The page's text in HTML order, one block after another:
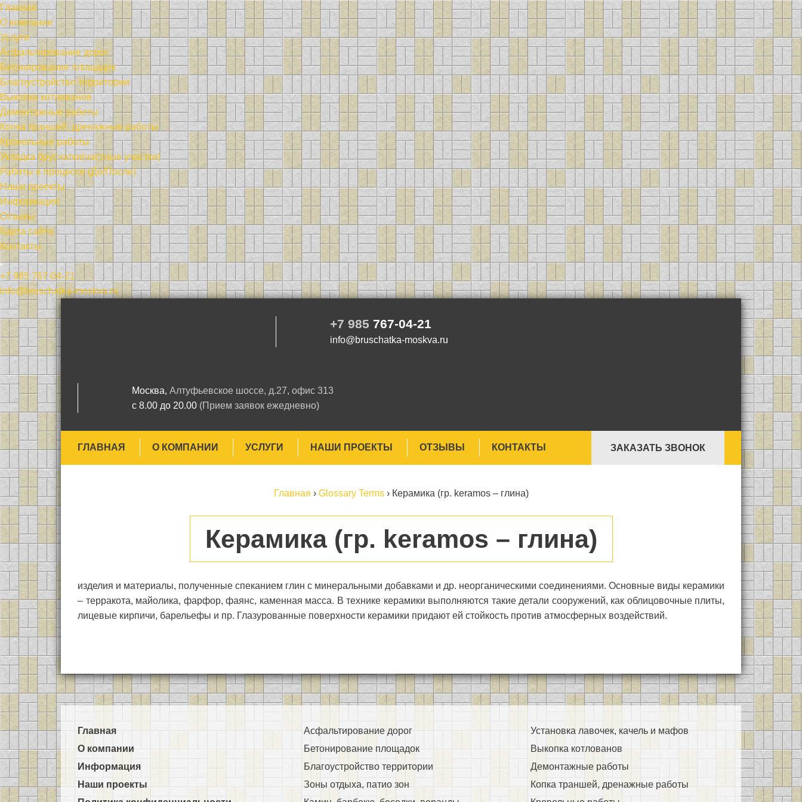
Главная
О компании
Услуги
Асфальтирование дорог
Бетонирование площадок
Благоустройство территории
Выкопка котлованов
Демонтажные работы
Копка траншей, дренажные работы
Кровельные работы
Укладка брусчатки(частные участки)
Работы в процессе (До/После)
Наши проекты
Информация
Отзывы
Карта сайта
Контакты
+7 985 767-04-21
info@bruschatka-moskva.ru
+7 985 767-04-21
info@bruschatka-moskva.ru
Москва, Алтуфьевское шоссе, д.27, офис 313
с 8.00 до 20.00 (Прием заявок ежедневно)
ГЛАВНАЯ О КОМПАНИИ УСЛУГИ НАШИ ПРОЕКТЫ ОТЗЫВЫ КОНТАКТЫ ЗАКАЗАТЬ ЗВОНОК
Главная › Glossary Terms› Керамика (гр. keramos – глина)
Керамика (гр. keramos – глина)
изделия и материалы, полученные спеканием глин с минеральными добавками и др. неорганическими соединениями. Основные виды керамики
– терракота, майолика, фарфор, фаянс, каменная масса. В технике керамики выполняются такие детали сооружений, как облицовочные плиты,
лицевые кирпичи, барельефы и пр. Глазурованные поверхности керамики придают ей стойкость против атмосферных воздействий.
Главная
О компании
Информация
Наши проекты
Асфальтирование дорог
Бетонирование площадок
Благоустройство территории
Зоны отдыха, патио зон
Установка лавочек, качель и мафов
Выкопка котлованов
Демонтажные работы
Копка траншей, дренажные работы